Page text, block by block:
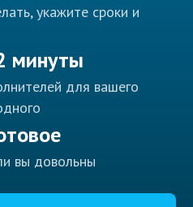
укажите сроки и
минуты
для вашего
вы довольны